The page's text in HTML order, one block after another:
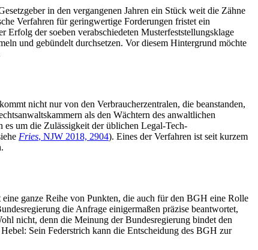
in den vergangenen Jahren ein Stück weit die Zähne
Verfahren für geringwertige Forderungen fristet ein
Erfolg der soeben verabschiedeten Musterfeststellungsklage
und gebündelt durchsetzen. Vor diesem Hintergrund möchte
nicht nur von den Verbraucherzentralen, die beanstanden,
als den Wächtern des anwaltlichen
um die Zulässigkeit der üblichen Legal-Tech-
Fries, NJW 2018, 2904). Eines der Verfahren ist seit kurzem
ganze Reihe von Punkten, die auch für den BGH eine Rolle
die Anfrage einigermaßen präzise beantwortet,
nicht, denn die Meinung der Bundesregierung bindet den
Sein Federstrich kann die Entscheidung des BGH zur